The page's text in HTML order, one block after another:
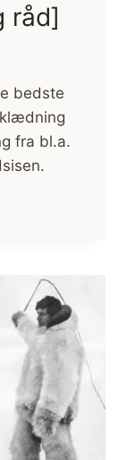
råd]
bedste
fra bl.a.